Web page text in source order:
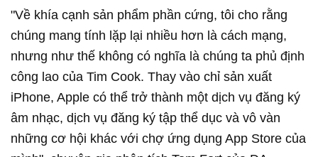
"Về khía cạnh sản phẩm phần cứng, tôi cho rằng
chúng mang tính lặp lại nhiều hơn là cách mạng,
nhưng như thế không có nghĩa là chúng ta phủ định
công lao của Tim Cook. Thay vào chỉ sản xuất
iPhone, Apple có thể trở thành một dịch vụ đăng ký
âm nhạc, dịch vụ đăng ký tập thể dục và vô vàn
những cơ hội khác với chợ ứng dụng App Store của